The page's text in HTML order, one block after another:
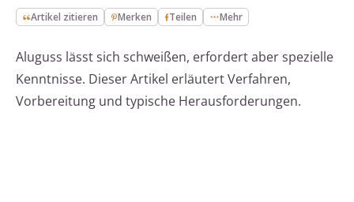
Artikel zitieren Merken Teilen Mehr
Aluguss lässt sich schweißen, erfordert aber spezielle
Kenntnisse. Dieser Artikel erläutert Verfahren,
Vorbereitung und typische Herausforderungen.